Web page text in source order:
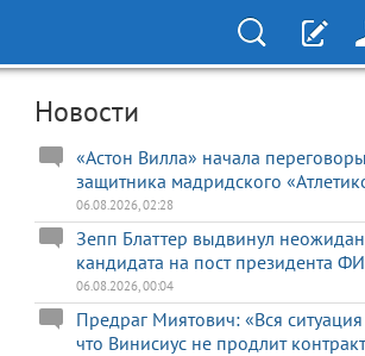
Новости
«Астон Вилла» начала
защитника мадридского
06.08.2026, 02:28
Зепп Блаттер выдвинул
кандидата на пост президента
06.08.2026, 00:04
Предраг Миятович: «Вся
что Винисиус не продлит